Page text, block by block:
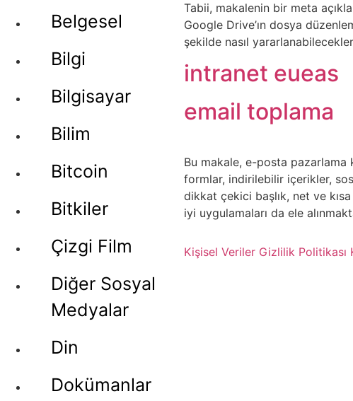
Belgesel
Bilgi
Bilgisayar
Bilim
Bitcoin
Bitkiler
Çizgi Film
Diğer Sosyal
Medyalar
Din
Dokümanlar
Tabii, makalenin bir meta
Google Drive’ın dosya
şekilde nasıl
intranet eueas
email toplama
Bu makale, e-posta pazarlama
formlar, indirilebilir içerikler,
dikkat çekici başlık, net ve
iyi uygulamaları da ele
Kişisel Veriler Gizlilik Politikası